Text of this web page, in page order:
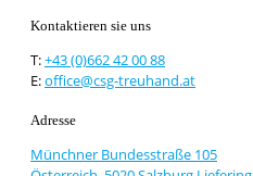
Kontaktieren sie uns
T:+43 (0)662 42 00 88
E:office@csg-treuhand.at
Adresse
Münchner Bundesstraße 105